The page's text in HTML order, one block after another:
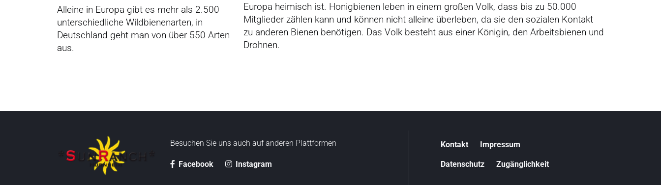
Alleine in Europa gibt es mehr als 2.500
unterschiedliche Wildbienenarten, in
Deutschland geht man von über 550 Arten
aus.
Europa heimisch ist. Honigbienen leben in einem großen Volk, dass bis zu 50.000
Mitglieder zählen kann und können nicht alleine überleben, da sie den sozialen Kontakt
zu anderen Bienen benötigen. Das Volk besteht aus einer Königin, den Arbeitsbienen und
Drohnen.
Besuchen Sie uns auch auf anderen Plattformen
Facebook Instagram
Kontakt Impressum
Datenschutz Zugänglichkeit